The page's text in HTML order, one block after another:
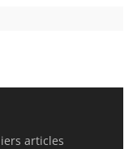
articles